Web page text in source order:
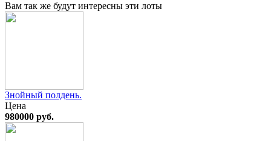
Вам так же будут интересны эти лоты
Знойный полдень.
Цена
980000 руб.